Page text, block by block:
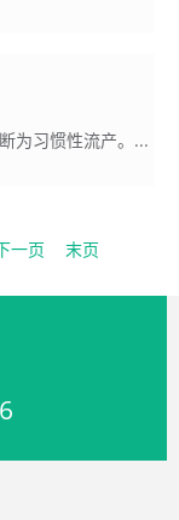
为习惯性流产。...
一页 末页